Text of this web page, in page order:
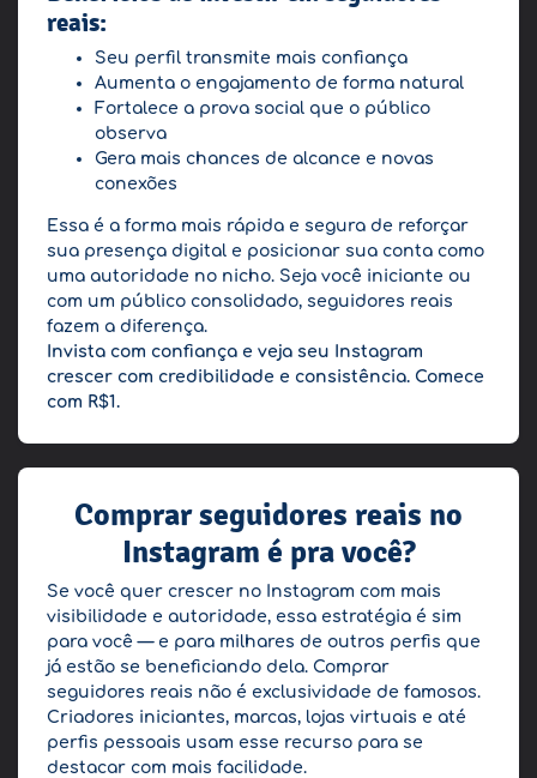
reais:
Seu perfil transmite mais confiança
Aumenta o engajamento de forma natural
Fortalece a prova social que o público
observa
Gera mais chances de alcance e novas
conexões
Essa é a forma mais rápida e segura de reforçar
sua presença digital e posicionar sua conta como
uma autoridade no nicho. Seja você iniciante ou
com um público consolidado, seguidores reais
fazem a diferença.
Invista com confiança e veja seu Instagram
crescer com credibilidade e consistência. Comece
com R$1.
Comprar seguidores reais no
Instagram é pra você?
Se você quer crescer no Instagram com mais
visibilidade e autoridade, essa estratégia é sim
para você — e para milhares de outros perfis que
já estão se beneficiando dela. Comprar
seguidores reais não é exclusividade de famosos.
Criadores iniciantes, marcas, lojas virtuais e até
perfis pessoais usam esse recurso para se
destacar com mais facilidade.